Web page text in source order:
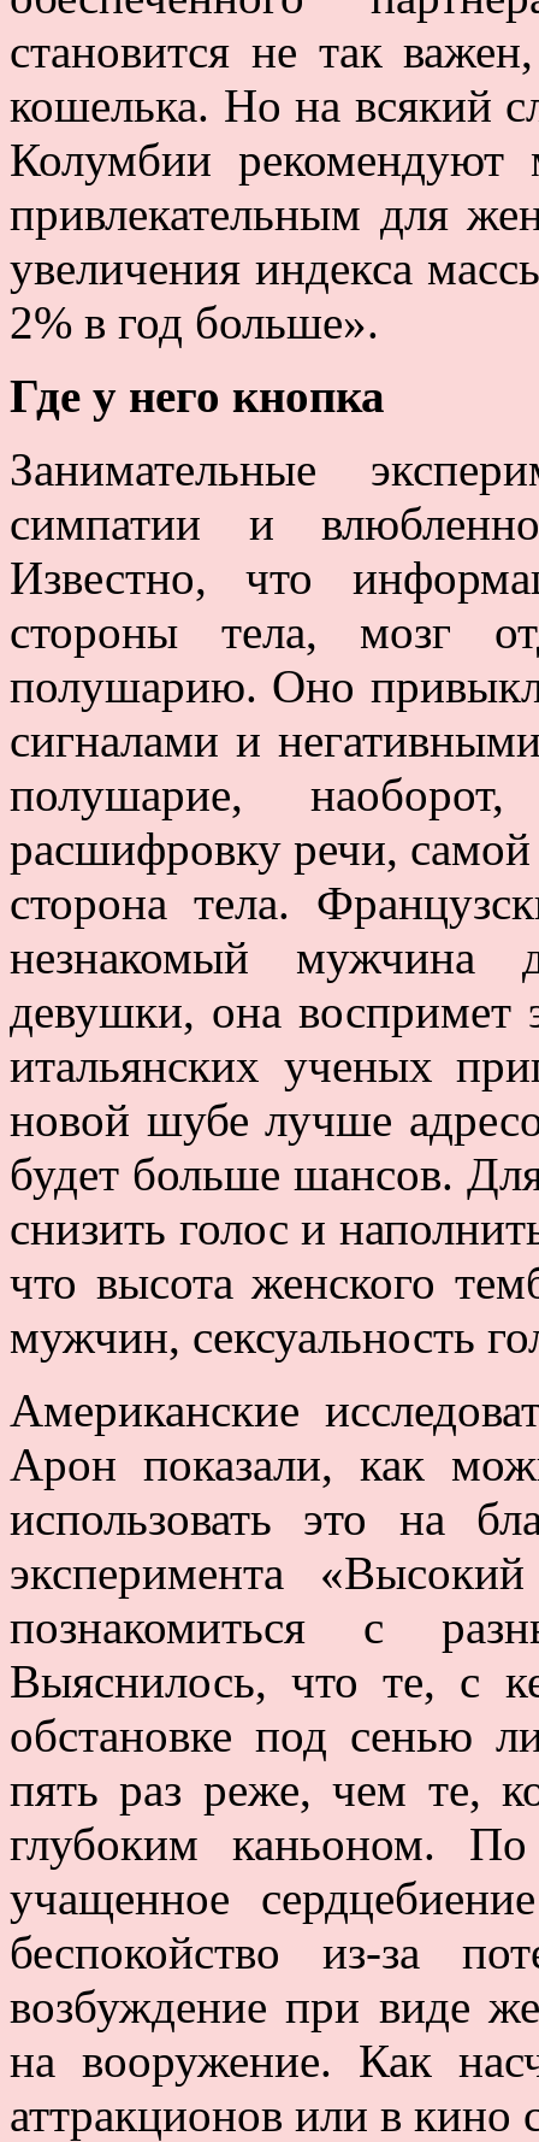
становится не так
кошелька. Но на всякий
Колумбии рекомендуют
привлекательным для
увеличения индекса
2% в год больше».
Где у него кнопка
Занимательные
симпатии и
Известно, что
стороны тела, мозг
полушарию. Оно
сигналами и
полушарие,
расшифровку речи, самой
сторона тела.
незнакомый мужчина
девушки, она воспримет
итальянских ученых
новой шубе лучше
будет больше шансов.
снизить голос и
что высота женского
мужчин, сексуальность
Американские
Арон показали, как
использовать это на
эксперимента
познакомиться с
Выяснилось, что те, с
обстановке под сенью
пять раз реже, чем те,
глубоким каньоном.
учащенное
беспокойство из-за
возбуждение при виде
на вооружение. Как
аттракционов или в